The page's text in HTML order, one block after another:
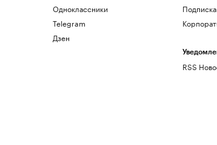
Одноклассники
Telegram
Дзен
RSS